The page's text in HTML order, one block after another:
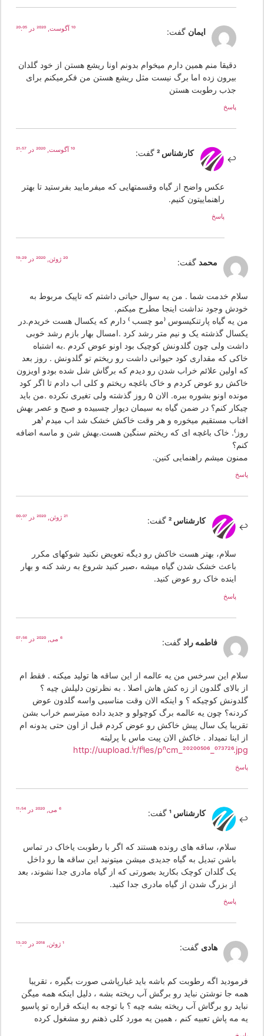
ایمان گفت:
دقیقا منم همین دارم میخوام بدونم اونا ریشع هستن از خود گلدان
بیرون زده اما برگ نیست مثل ریشع هستن من فکرمیکنم برای
جذب رطوبت هستن
کارشناس 2 گفت:
عکس واضح از گیاه وقسمتهایی که میفرمایید بفرستید تا بهتر
راهنماییتون کنیم.
محمد گفت:
خدمت شما . من یه سوال حیاتی داشتم که تاپیک مربوط به
وجود نداشت اینجا مطرح میکنم.
یه گیاه پارتنکیسوس (مو چسب ) دارم که یکسال هست خریدم.در
گذشته یک و نیم متر رشد کرد .امسال بهار بازم رشد خوبی
ولی چون گلدونش کوچیک بود اونو عوض کردم .به اشتباه
که مقداری کود حیوانی داشت رو ریختم تو گلدونش . روز بعد
اولین علائم خراب شدن رو دیدم که برگاش شل شده بودو اویزون‌‌
رو عوض کردم و خاک باغچه ریختم و کلی اب دادم تا اگر کود
مونده اونو بشوره ببره. الان ۵ روز گذشته ولی تغیری نکرده .من باید
کنم؟ در ضمن گیاه به سیمان دیوار چسبیده و صبح و عصر بهش
مستقیم میخوره و هر وقت خاکش خشک شد اب میدم (هر
خاک باغچه ای که ریختم سنگین هست.بهش شن و ماسه اضافه
میشم راهنمایی کنین.
کارشناس 2 گفت:
سلام، بهتر هست خاکش رو دیگه تعویض نکنید شوکهای مکرر
باعث خشک شدن گیاه میشه ،صبر کنید شروع به رشد کنه و بهار
اینده خاک رو عوض کنید.
فاطمه راد گفت:
این سرخس من یه عالمه از این ساقه ها تولید میکنه . فقط ام
بالای گلدون از زه کش هاش اصلا . به نظرتون دلیلش چیه ؟
کوچیکه ؟ و اینکه الان وقت مناسبی واسه گلدون عوض
چون یه عالمه برگ کوچولو و جدید داده میترسم خراب بشن
یک سال پیش خاکش رو عوض کردم قبل از اون حتی یدونه ام
اینا نمیداد . خاکش الان پیت ماس با پرلیته
http://uupload.ir/files/
کارشناس 1 گفت:
سلام، ساقه های رونده هستند که اگر با رطوبت یاخاک در تماس
باشن تبدیل به گیاه جدیدی میشن میتونید این ساقه ها رو داخل
یک گلدان کوچک بکارید بصورتی که از گیاه مادری جدا نشوند، بعد
از بزرگ شدن از گیاه مادری جدا کنید.
هادی گفت:
اگه رطوبت کم باشه باید غبارپاشی صورت بگیره ، تقریبا
جا نوشتن نباید رو برگش آب ریخته بشه ، دلیل اینکه همه میگن
رو برگاش آب ریخته بشه چیه ؟ با توجه به اینکه قراره تو پاسیو
مه پاش تعبیه کنم ، همین یه مورد کلی ذهنم رو مشغول کرده